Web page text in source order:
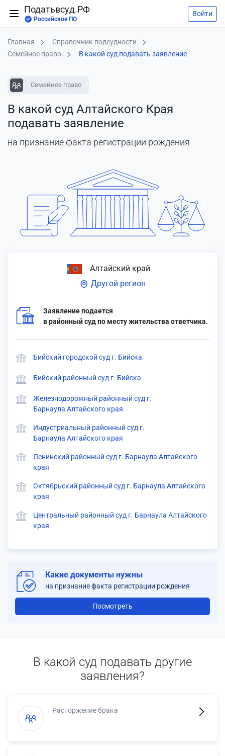
Податьвсуд.РФ
Российское ПО
Войти
Главная
Справочник подсудности
Семейное право
В какой суд подавать заявление
Семейное право
В какой суд Алтайского Края
подавать заявление
на признание факта регистрации рождения
Алтайский край
Другой регион
Заявление подается
в районный суд по месту жительства ответчика.
Бийский городской суд г. Бийска
Бийский районный суд г. Бийска
Железнодорожный районный суд г.
Барнаула Алтайского края
Индустриальный районный суд г.
Барнаула Алтайского края
Ленинский районный суд г. Барнаула Алтайского
края
Октябрьский районный суд г. Барнаула Алтайского
края
Центральный районный суд г. Барнаула Алтайского
края
Какие документы нужны
на признание факта регистрации рождения
Посмотреть
В какой суд подавать другие
заявления?
Расторжение брака